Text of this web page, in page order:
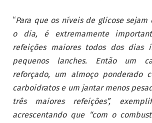
“Para que os níveis de glicose sejam
o dia, é extremamente
refeições maiores todos dos dias
pequenos lanches. Então um
reforçado, um almoço ponderado
carboidratos e um jantar menos
três maiores refeições”,
acrescentando que “com o